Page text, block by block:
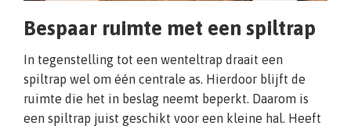
Bespaar ruimte met een spiltrap
In tegenstelling tot een wenteltrap draait een
spiltrap wel om één centrale as. Hierdoor blijft de
ruimte die het in beslag neemt beperkt. Daarom is
een spiltrap juist geschikt voor een kleine hal. Heeft